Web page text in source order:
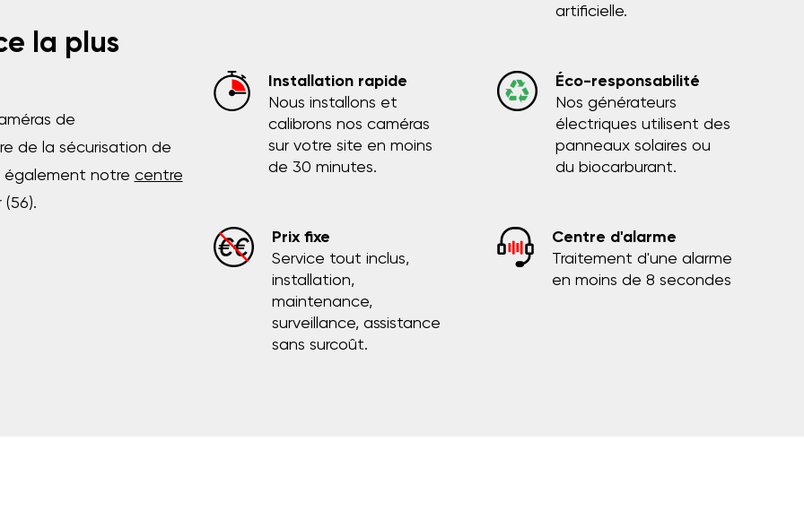
la plus
de
de la sécurisation de
également notre centre
artificielle.
Installation rapide
Nous installons et
calibrons nos caméras
sur votre site en moins
de 30 minutes.
Éco-responsabilité
Nos générateurs
électriques utilisent des
panneaux solaires ou
du biocarburant.
Prix fixe
Service tout inclus,
installation,
maintenance,
surveillance, assistance
sans surcoût.
Centre d'alarme
Traitement d'une alarme
en moins de 8 secondes